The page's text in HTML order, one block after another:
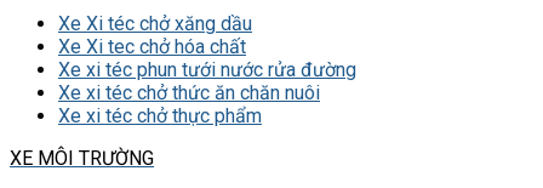
Xe Xi téc chở xăng dầu
Xe Xi tec chở hóa chất
Xe xi téc phun tưới nước rửa đường
Xe xi téc chở thức ăn chăn nuôi
Xe xi téc chở thực phẩm
XE MÔI TRƯỜNG